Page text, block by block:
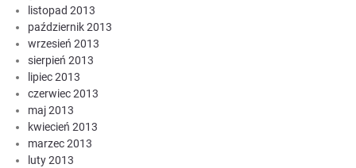
listopad 2013
październik 2013
wrzesień 2013
sierpień 2013
lipiec 2013
czerwiec 2013
maj 2013
kwiecień 2013
marzec 2013
luty 2013